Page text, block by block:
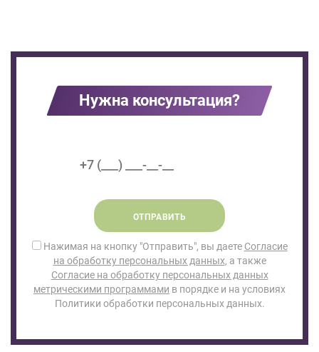
Нужна консультация?
ОТПРАВИТЬ
Нажимая на кнопку "Отправить", вы даете Согласие
на обработку персональных данных, а также
Согласие на обработку персональных данных
метрическими программами в порядке и на условиях
Политики обработки персональных данных.